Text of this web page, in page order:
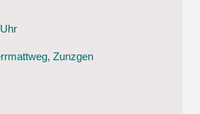
Zunzgen